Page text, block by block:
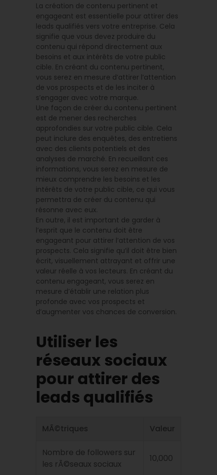
La création de contenu pertinent et
engageant est essentielle pour attirer des
leads qualifiés vers votre entreprise. Cela
signifie que vous devez produire du
contenu qui répond directement aux
besoins et aux intérêts de votre public
cible. En créant du contenu pertinent,
vous serez en mesure d’attirer l’attention
de vos prospects et de les inciter à
s’engager avec votre marque.
Une façon de créer du contenu pertinent
est de mener des recherches
approfondies sur votre public cible. Cela
peut inclure des enquêtes, des entretiens
avec des clients potentiels et des
analyses de marché. En recueillant ces
informations, vous serez en mesure de
mieux comprendre les besoins et les
intérêts de votre public cible, ce qui vous
permettra de créer du contenu qui
résonne avec eux.
En outre, il est important de garder à
l’esprit que le contenu doit être
engageant pour attirer l’attention de vos
prospects. Cela signifie qu’il doit être bien
écrit, visuellement attrayant et offrir une
valeur réelle à vos lecteurs. En créant du
contenu engageant, vous serez en
mesure d’établir une relation plus
profonde avec vos prospects et
d’augmenter vos chances de conversion.
Utiliser les
réseaux sociaux
pour attirer des
leads qualifiés
MÃ©triques Valeur
Nombre de followers sur
les rÃ©seaux sociaux
10,000